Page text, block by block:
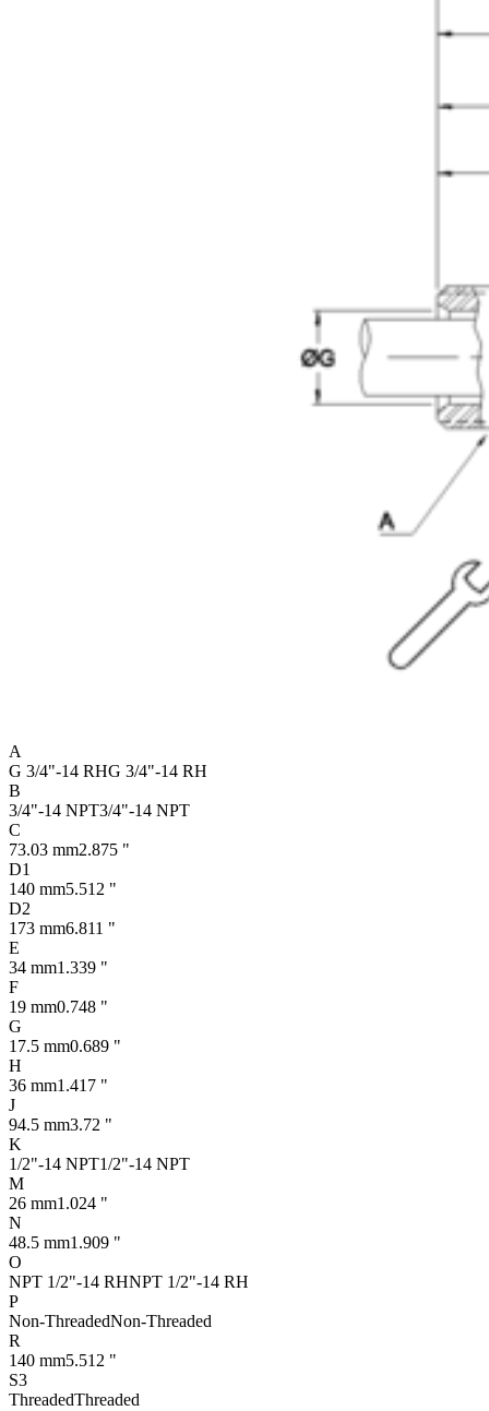
A
G 3/4"-14 RHG 3/4"-14 RH
B
3/4"-14 NPT3/4"-14 NPT
C
73.03 mm2.875 "
D1
140 mm5.512 "
D2
173 mm6.811 "
E
34 mm1.339 "
F
19 mm0.748 "
G
17.5 mm0.689 "
H
36 mm1.417 "
J
94.5 mm3.72 "
K
1/2"-14 NPT1/2"-14 NPT
M
26 mm1.024 "
N
48.5 mm1.909 "
O
NPT 1/2"-14 RHNPT 1/2"-14 RH
P
Non-ThreadedNon-Threaded
R
140 mm5.512 "
S3
ThreadedThreaded